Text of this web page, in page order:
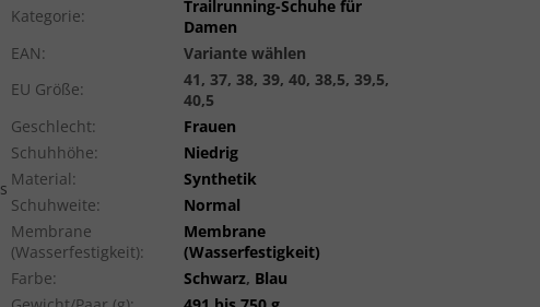
Kategorie:
Trailrunning-Schuhe für
Damen
EAN:
Variante wählen
EU Größe:
41, 37, 38, 39, 40, 38,5, 39,5,
40,5
Geschlecht:
Frauen
Schuhhöhe:
Niedrig
Material:
Synthetik
Schuhweite:
Normal
Membrane
(Wasserfestigkeit):
Membrane
(Wasserfestigkeit)
Farbe: Schwarz, Blau